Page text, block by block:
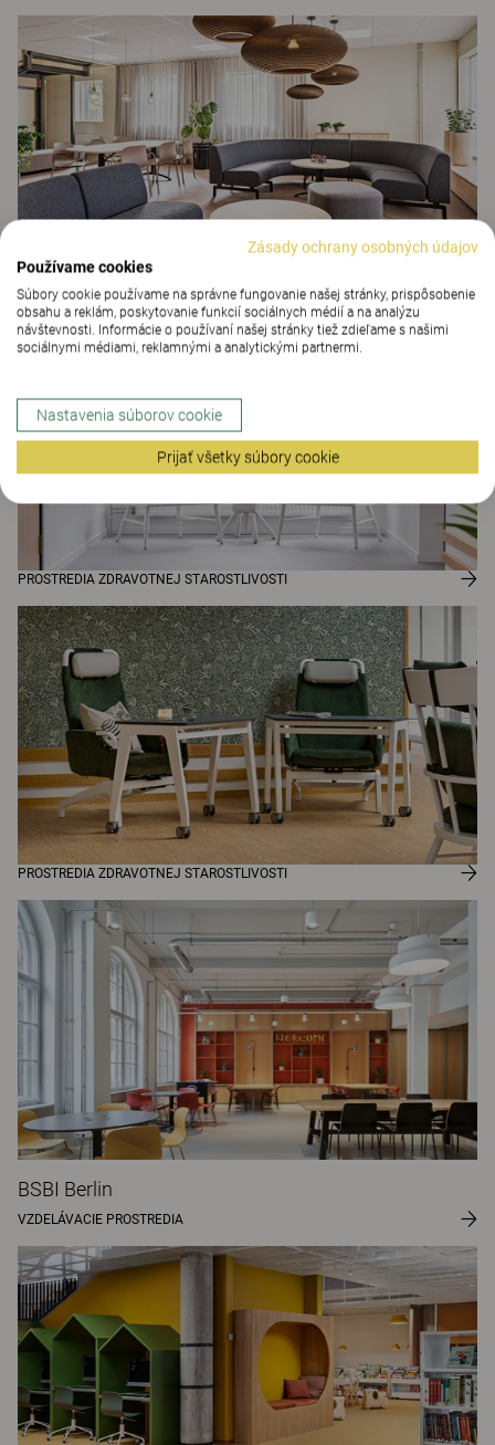
PROSTREDIA ZDRAVOTNEJ STAROSTLIVOSTI
PROSTREDIA ZDRAVOTNEJ STAROSTLIVOSTI
PROSTREDIA ZDRAVOTNEJ STAROSTLIVOSTI
BSBI Berlin
VZDELÁVACIE PROSTREDIA
Zásady ochrany osobných údajov
Používame cookies
Súbory cookie používame na správne fungovanie našej stránky, prispôsobenie
obsahu a reklám, poskytovanie funkcií sociálnych médií a na analýzu
návštevnosti. Informácie o používaní našej stránky tiež zdieľame s našimi
sociálnymi médiami, reklamnými a analytickými partnermi.
Nastavenia súborov cookie
Prijať všetky súbory cookie